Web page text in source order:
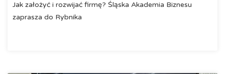
Jak założyć i rozwijać firmę? Śląska Akademia Biznesu
zaprasza do Rybnika